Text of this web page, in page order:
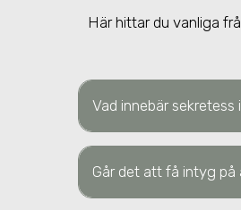
Här hittar du vanliga
Vad innebär sekretess
Går det att få intyg